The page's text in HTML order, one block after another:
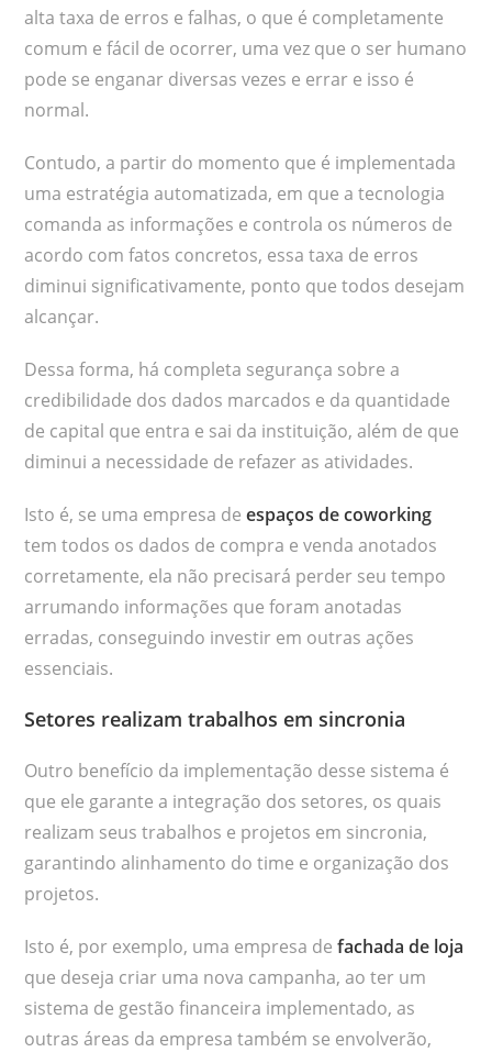
alta taxa de erros e falhas, o que é completamente
comum e fácil de ocorrer, uma vez que o ser humano
pode se enganar diversas vezes e errar e isso é
normal.
Contudo, a partir do momento que é implementada
uma estratégia automatizada, em que a tecnologia
comanda as informações e controla os números de
acordo com fatos concretos, essa taxa de erros
diminui significativamente, ponto que todos desejam
alcançar.
Dessa forma, há completa segurança sobre a
credibilidade dos dados marcados e da quantidade
de capital que entra e sai da instituição, além de que
diminui a necessidade de refazer as atividades.
Isto é, se uma empresa deespaços de coworking
tem todos os dados de compra e venda anotados
corretamente, ela não precisará perder seu tempo
arrumando informações que foram anotadas
erradas, conseguindo investir em outras ações
essenciais.
Setores realizam trabalhos em sincronia
Outro benefício da implementação desse sistema é
que ele garante a integração dos setores, os quais
realizam seus trabalhos e projetos em sincronia,
garantindo alinhamento do time e organização dos
projetos.
Isto é, por exemplo, uma empresa de fachada de loja
que deseja criar uma nova campanha, ao ter um
sistema de gestão financeira implementado, as
outras áreas da empresa também se envolverão,